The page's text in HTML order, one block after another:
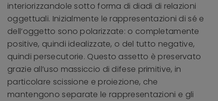
interiorizzandole sotto forma di diadi di relazioni
oggettuali. Inizialmente le rappresentazioni di sé e
dell’oggetto sono polarizzate: o completamente
positive, quindi idealizzate, o del tutto negative,
quindi persecutorie. Questo assetto è preservato
grazie all’uso massiccio di difese primitive, in
particolare scissione e proiezione, che
mantengono separate le rappresentazioni e gli